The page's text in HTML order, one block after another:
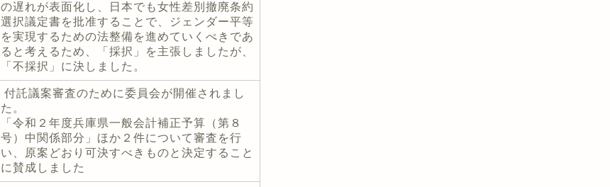
の遅れが表面化し、日本でも女性差別撤廃条約
選択議定書を批准することで、ジェンダー平等
を実現するための法整備を進めていくべきであ
ると考えるため、「採択」を主張しましたが、
「不採択」に決しました。
付託議案審査のために委員会が開催されまし
た。
「令和２年度兵庫県一般会計補正予算（第８
号）中関係部分」ほか２件について審査を行
い、原案どおり可決すべきものと決定すること
に賛成しました